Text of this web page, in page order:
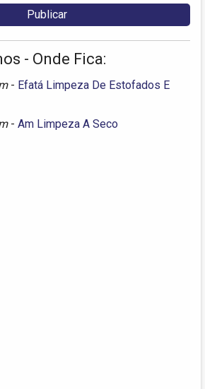
- Onde Fica:
- Efatá Limpeza De Estofados E
- Am Limpeza A Seco